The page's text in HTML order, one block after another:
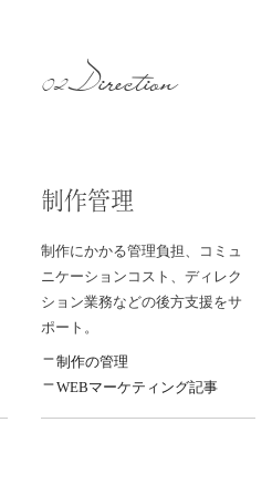
02Direction
制作管理
制作にかかる管理負担、コミュ
ニケーションコスト、ディレク
ション業務などの後方支援をサ
ポート。
制作の管理
WEBマーケティング記事